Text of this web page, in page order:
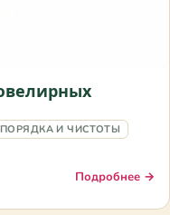
И ЧИСТОТЫ
Подробнее →